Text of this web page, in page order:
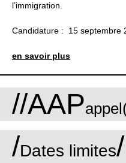
l’immigration.
Candidature : 15 septembre
en savoir plus
//AAP
/Dates limites/